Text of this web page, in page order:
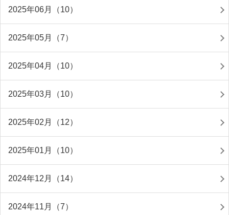
2025年06月（10）
2025年05月（7）
2025年04月（10）
2025年03月（10）
2025年02月（12）
2025年01月（10）
2024年12月（14）
2024年11月（7）